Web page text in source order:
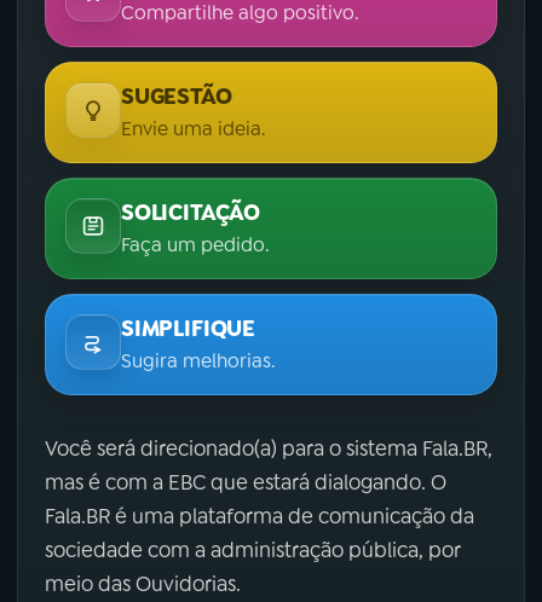
Compartilhe algo positivo.
SUGESTÃO
Envie uma ideia.
SOLICITAÇÃO
Faça um pedido.
SIMPLIFIQUE
Sugira melhorias.
Você será direcionado(a) para o sistema Fala.BR,
mas é com a EBC que estará dialogando. O
Fala.BR é uma plataforma de comunicação da
sociedade com a administração pública, por
meio das Ouvidorias.